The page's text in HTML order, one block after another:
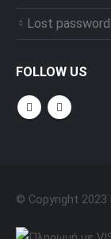
Lost password
FOLLOW US
© Copyright 2023